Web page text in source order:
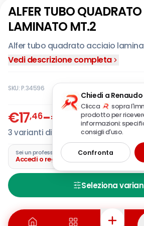
ALFER TUBO
LAMINATO MT.2
Alfer tubo quadrato acciaio
Vedi descrizione completa
SKU:P.34596
€17,46-€ ,07IVA incl.
3varianti disponibili
Sei un professionista?
Accedi o registra la tua azienda
Seleziona
Chiedi a Renaudo
Clicca
sopra
prodotto per
informazioni:
consigli d'uso.
Confronta